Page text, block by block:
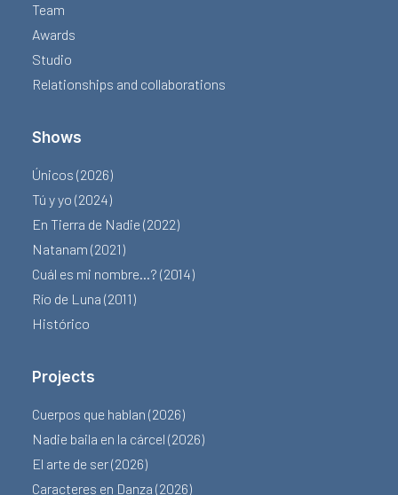
Team
Awards
Studio
Relationships and collaborations
Shows
Únicos (2026)
Tú y yo (2024)
En Tierra de Nadie (2022)
Natanam (2021)
Cuál es mi nombre…? (2014)
Río de Luna (2011)
Histórico
Projects
Cuerpos que hablan (2026)
Nadie baila en la cárcel (2026)
El arte de ser (2026)
Caracteres en Danza (2026)